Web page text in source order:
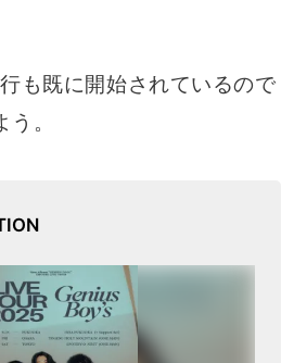
も既に開始されているので
。